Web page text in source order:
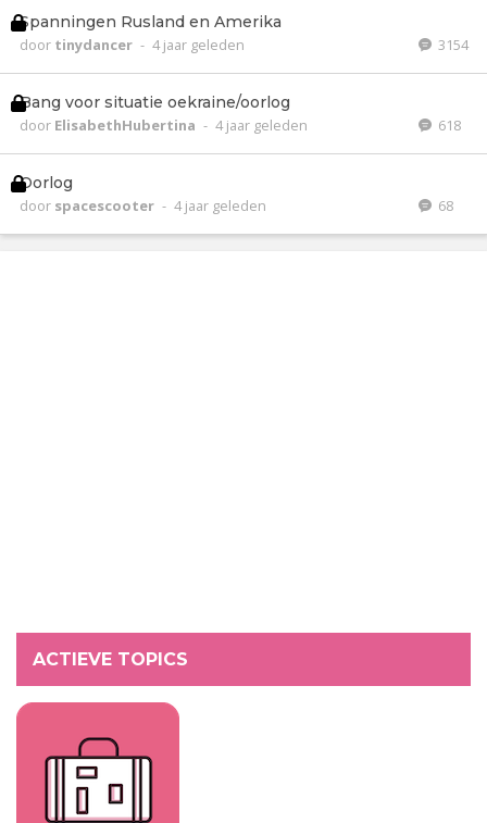
Spanningen Rusland en Amerika
door tinydancer - 4 jaar geleden 3154
Bang voor situatie oekraine/oorlog
door ElisabethHubertina - 4 jaar geleden 618
Oorlog
door spacescooter - 4 jaar geleden 68
ACTIEVE TOPICS